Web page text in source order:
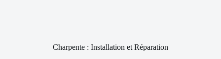
Charpente : Installation et Réparation